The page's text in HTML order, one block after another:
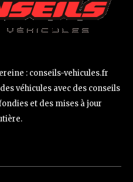
: conseils-vehicules.fr
véhicules avec des conseils
et des mises à jour